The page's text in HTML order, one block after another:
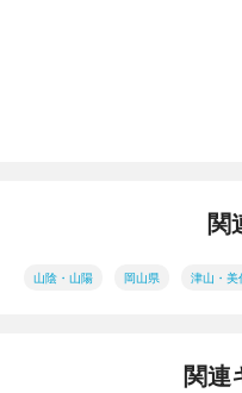
関
山陰・山陽 岡山県 津山・美
関連